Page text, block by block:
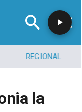
REGIONAL
la